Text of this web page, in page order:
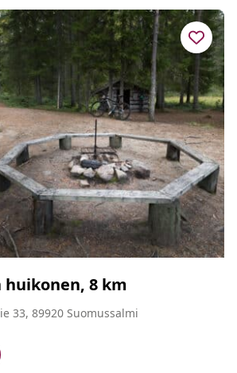
huikonen, 8 km
33, 89920 Suomussalmi